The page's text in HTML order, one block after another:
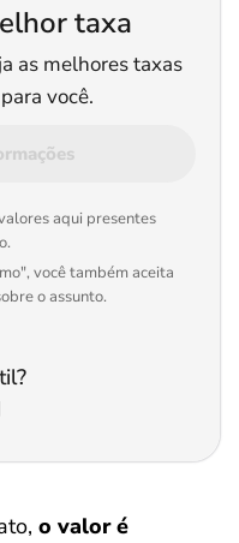
Salvar Ferramenta
taxa
as melhores taxas
você.
aqui presentes
você também aceita
o assunto.
o valor é